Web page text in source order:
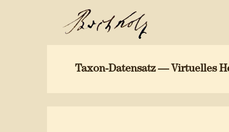
Taxon-Datensatz — Virtuelles